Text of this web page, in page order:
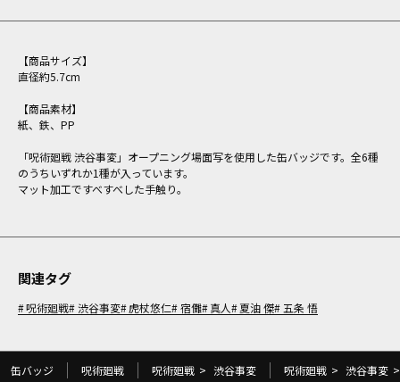
【商品サイズ】
直径約5.7cm
【商品素材】
紙、鉄、PP
「呪術廻戦 渋谷事変」オープニング場面写を使用した缶バッジです。全6種
のうちいずれか1種が入っています。
マット加工ですべすべした手触り。
関連タグ
呪術廻戦 渋谷事変 虎杖悠仁 宿儺 真人 夏油 傑 五条 悟
缶バッジ 呪術廻戦 呪術廻戦 > 渋谷事変 呪術廻戦 > 渋谷事変 >